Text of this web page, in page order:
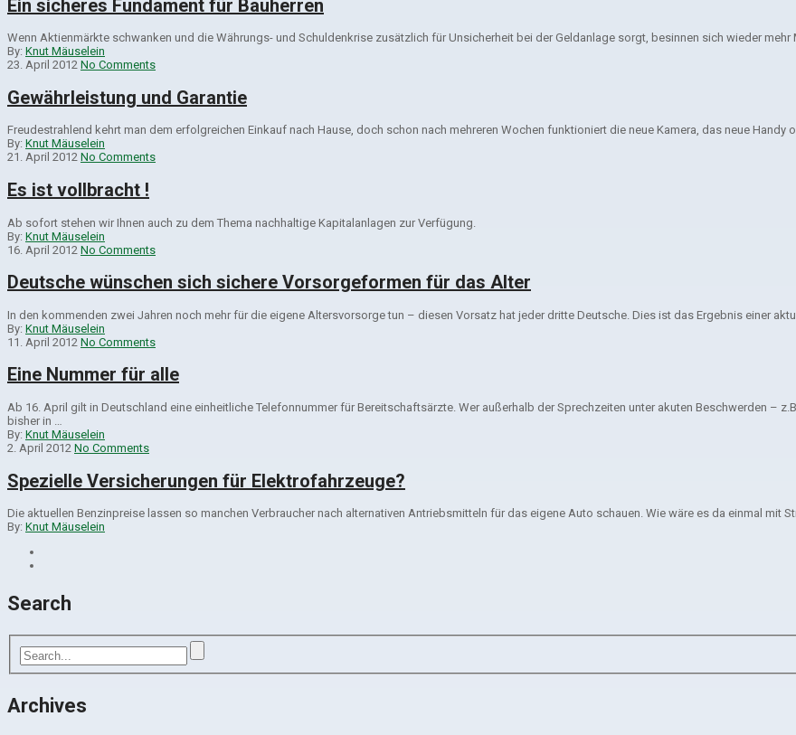
Ein sicheres Fundament für Bauherren
Wenn Aktienmärkte schwanken und die Währungs- und Schuldenkrise zusätzlich für Unsicherheit bei der Geldanlage sorgt, besinnen sich wieder
By: Knut Mäuselein
23. April 2012 No Comments
Gewährleistung und Garantie
Freudestrahlend kehrt man dem erfolgreichen Einkauf nach Hause, doch schon nach mehreren Wochen funktioniert die neue Kamera, das neue
By: Knut Mäuselein
21. April 2012 No Comments
Es ist vollbracht !
Ab sofort stehen wir Ihnen auch zu dem Thema nachhaltige Kapitalanlagen zur Verfügung.
By: Knut Mäuselein
16. April 2012 No Comments
Deutsche wünschen sich sichere Vorsorgeformen für das Alter
In den kommenden zwei Jahren noch mehr für die eigene Altersvorsorge tun – diesen Vorsatz hat jeder dritte Deutsche. Dies ist das Ergebnis einer
By: Knut Mäuselein
11. April 2012 No Comments
Eine Nummer für alle
Ab 16. April gilt in Deutschland eine einheitliche Telefonnummer für Bereitschaftsärzte. Wer außerhalb der Sprechzeiten unter akuten Beschwerden –
bisher in …
By: Knut Mäuselein
2. April 2012 No Comments
Spezielle Versicherungen für Elektrofahrzeuge?
Die aktuellen Benzinpreise lassen so manchen Verbraucher nach alternativen Antriebsmitteln für das eigene Auto schauen. Wie wäre es da einmal mit
By: Knut Mäuselein
Search
Archives